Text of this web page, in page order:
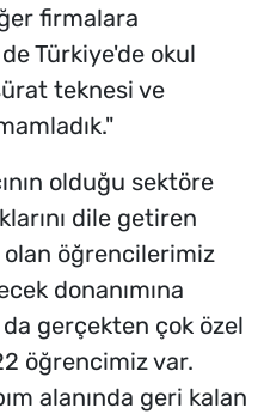
firmalara
Türkiye'de okul
teknesi ve
olduğu sektöre
dile getiren
olan öğrencilerimiz
donanımına
gerçekten çok özel
öğrencimiz var.
alanında geri kalan